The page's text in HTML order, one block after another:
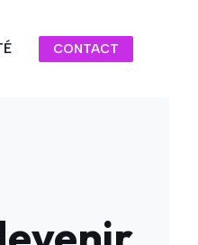
CONTACT